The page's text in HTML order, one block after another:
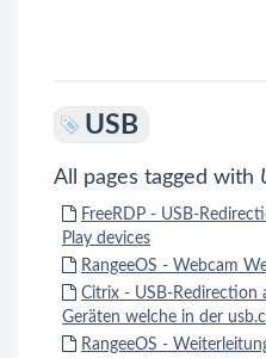
USB
All pages tagged with
FreeRDP - USB-
Play devices
RangeeOS - Webcam
Citrix - USB-Redirection
Geräten welche in der
RangeeOS -